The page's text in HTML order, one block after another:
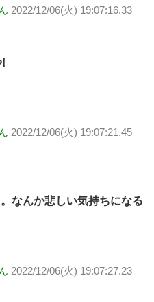
2022/12/06(火) 19:07:16.33
2022/12/06(火) 19:07:21.45
なんか悲しい気持ちになる
2022/12/06(火) 19:07:27.23